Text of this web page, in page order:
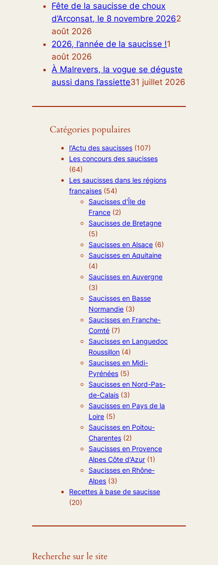
Fête de la saucisse de choux
d’Arconsat, le 8 novembre 20262
août 2026
2026, l’année de la saucisse !1
août 2026
À Malrevers, la vogue se déguste
aussi dans l’assiette31 juillet 2026
Catégories populaires
l'Actu des saucisses (107)
Les concours des saucisses
(64)
Les saucisses dans les régions
françaises (54)
Saucisses d'Île de
France (2)
Saucisses de Bretagne
(5)
Saucisses en Alsace (6)
Saucisses en Aquitaine
(4)
Saucisses en Auvergne
(3)
Saucisses en Basse
Normandie (3)
Saucisses en Franche-
Comté (7)
Saucisses en Languedoc
Roussillon (4)
Saucisses en Midi-
Pyrénées (5)
Saucisses en Nord-Pas-
de-Calais (3)
Saucisses en Pays de la
Loire (5)
Saucisses en Poitou-
Charentes (2)
Saucisses en Provence
Alpes Côte d'Azur (1)
Saucisses en Rhône-
Alpes (3)
Recettes à base de saucisse
(20)
Recherche sur le site